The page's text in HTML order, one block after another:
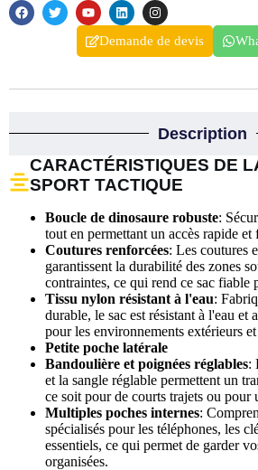
Demande de devis
Description
CARACTÉRISTIQUES DE
SPORT TACTIQUE
Boucle de dinosaure robuste:
tout en permettant un accès rapide
Coutures renforcées: Les coutures
garantissent la durabilité des zones
contraintes, ce qui rend ce sac fiable
Tissu nylon résistant à l'eau:
durable, le sac est résistant à l'eau et
pour les environnements extérieurs
Petite poche latérale
Bandoulière et poignées réglables:
et la sangle réglable permettent un
ce soit pour de courts trajets ou pour
Multiples poches internes:
spécialisés pour les téléphones, les
essentiels, ce qui permet de garder
organisées.